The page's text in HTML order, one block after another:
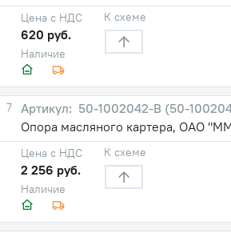
Наличие
Цена с НДС
620 руб.
К схеме
7
50-1002042-В (50-
Опора масляного картера, ОАО
Наличие
Цена с НДС
2 256 руб.
К схеме